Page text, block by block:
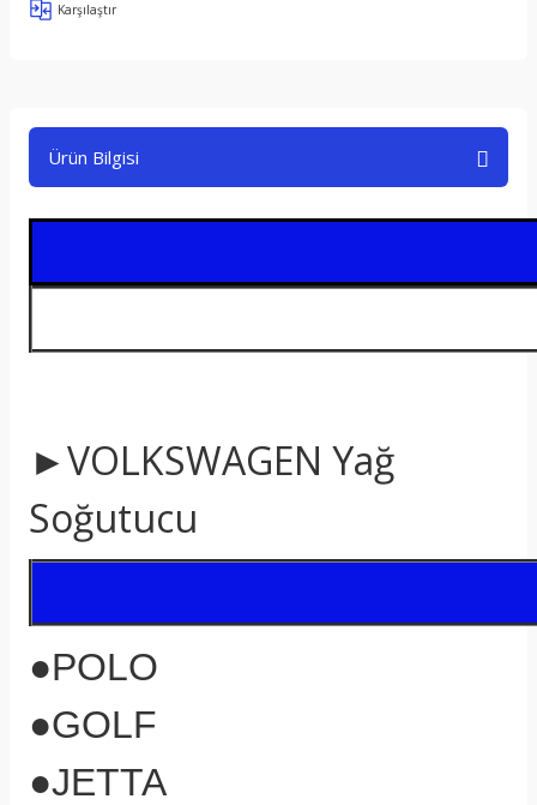
Karşılaştır
Ürün Bilgisi
►VOLKSWAGEN Yağ
Soğutucu
●POLO
●GOLF
●JETTA